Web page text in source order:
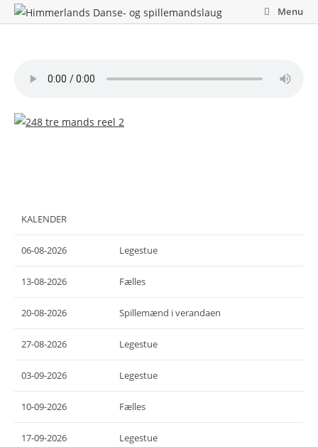
Skip
to
Menu
KALENDER
06-08-2026 Legestue
13-08-2026 Fælles
20-08-2026 Spillemænd i verandaen
27-08-2026 Legestue
03-09-2026 Legestue
10-09-2026 Fælles
17-09-2026 Legestue